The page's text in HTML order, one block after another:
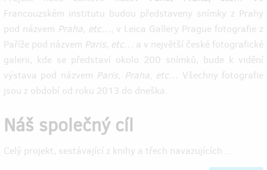
Francouzském institutu budou představeny snímky z Prahy
pod názvem Praha, etc…, v Leica Gallery Prague fotografie z
Paříže pod názvem Paris, etc… a v největší české fotografické
galerii, kde se představí okolo 200 snímků, bude k vidění
výstava pod názvem Paris, Praha, etc… Všechny fotografie
jsou z období od roku 2013 do dneška.
Náš společný cíl
Celý projekt, sestávající z knihy a třech navazujících…